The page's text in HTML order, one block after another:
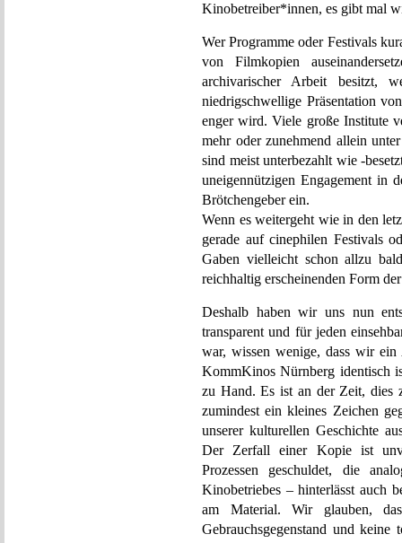
Kinobetreiber*innen, es gibt mal
Wer Programme oder Festivals
von Filmkopien
archivarischer Arbeit besitzt,
niedrigschwellige Präsentation
enger wird. Viele große Institute
mehr oder zunehmend allein
sind meist unterbezahlt wie -
uneigennützigen Engagement in
Brötchengeber ein.
Wenn es weitergeht wie in den
gerade auf cinephilen Festivals
Gaben vielleicht schon allzu
reichhaltig erscheinenden Form
Deshalb haben wir uns nun
transparent und für jeden
war, wissen wenige, dass wir
KommKinos Nürnberg identisch
zu Hand. Es ist an der Zeit, dies
zumindest ein kleines Zeichen
unserer kulturellen Geschichte
Der Zerfall einer Kopie ist
Prozessen geschuldet, die
Kinobetriebes – hinterlässt auch
am Material. Wir glauben,
Gebrauchsgegenstand und